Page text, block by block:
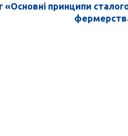
«Основні принципи